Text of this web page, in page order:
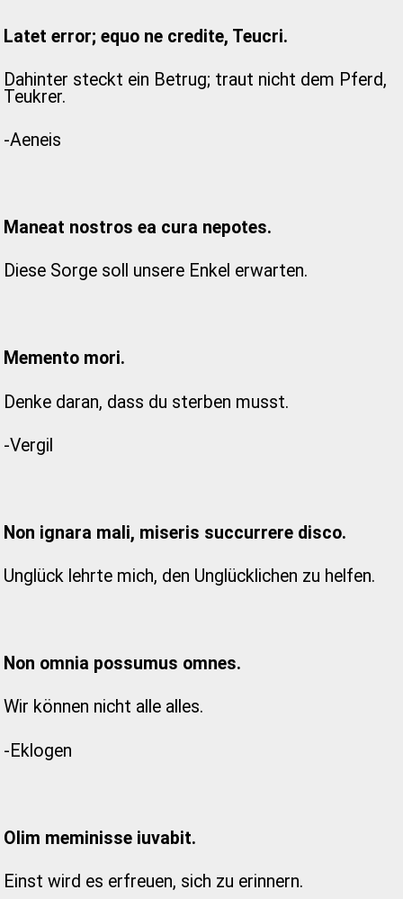
Latet error; equo ne credite, Teucri.
Dahinter steckt ein Betrug; traut nicht dem Pferd,
Teukrer.
-Aeneis
Maneat nostros ea cura nepotes.
Diese Sorge soll unsere Enkel erwarten.
Memento mori.
Denke daran, dass du sterben musst.
-Vergil
Non ignara mali, miseris succurrere disco.
Unglück lehrte mich, den Unglücklichen zu helfen.
Non omnia possumus omnes.
Wir können nicht alle alles.
-Eklogen
Olim meminisse iuvabit.
Einst wird es erfreuen, sich zu erinnern.